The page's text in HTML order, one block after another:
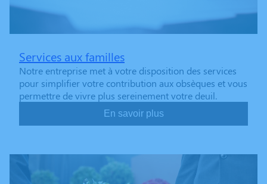
Services aux familles
Notre entreprise met à votre disposition des services
pour simplifier votre contribution aux obsèques et vous
permettre de vivre plus sereinement votre deuil.
En savoir plus